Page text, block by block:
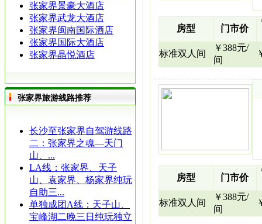
张家界景豪大酒店
张家界武龙大酒店
张家界闽南国际酒店
张家界国际大酒店
张家界晶悦酒店
张家界旅游线路推荐
长沙至张家界自驾游线路
二：张家界之魂—天门
山、...
LA线：张家界、天子
山、袁家界、杨家界纯玩
自助三...
单独成团A线：天子山、
宝峰湖二晚三日纯玩独立
房型 门市价
标准双人间
￥388元/
间
房型 门市价
标准双人间
￥388元/
间